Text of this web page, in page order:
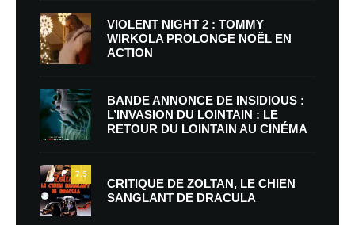
VIOLENT NIGHT 2 : TOMMY
WIRKOLA PROLONGE NOËL EN
ACTION
BANDE ANNONCE DE INSIDIOUS :
L’INVASION DU LOINTAIN : LE
RETOUR DU LOINTAIN AU CINÉMA
7.5
CRITIQUE DE ZOLTAN, LE CHIEN
SANGLANT DE DRACULA